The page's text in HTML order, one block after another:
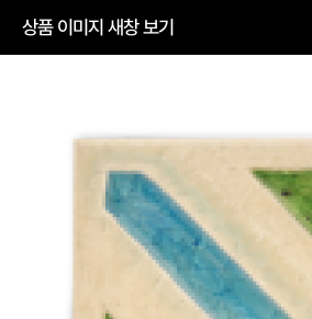
상품 이미지 새창 보기